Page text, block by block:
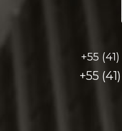
+55 (41)
+55 (41)